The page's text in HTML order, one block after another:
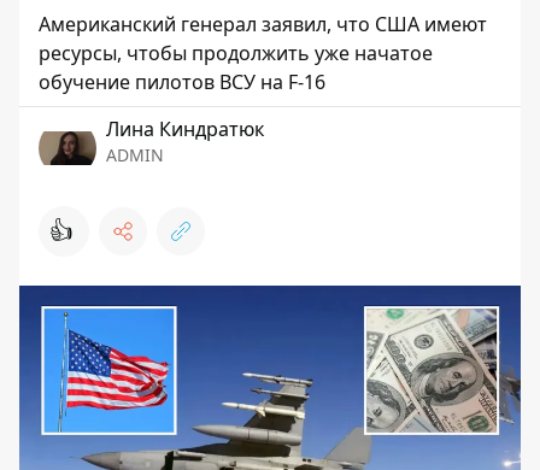
Американский генерал заявил, что США имеют
ресурсы, чтобы продолжить уже начатое
обучение пилотов ВСУ на F-16
Лина Киндратюк
ADMIN
👍